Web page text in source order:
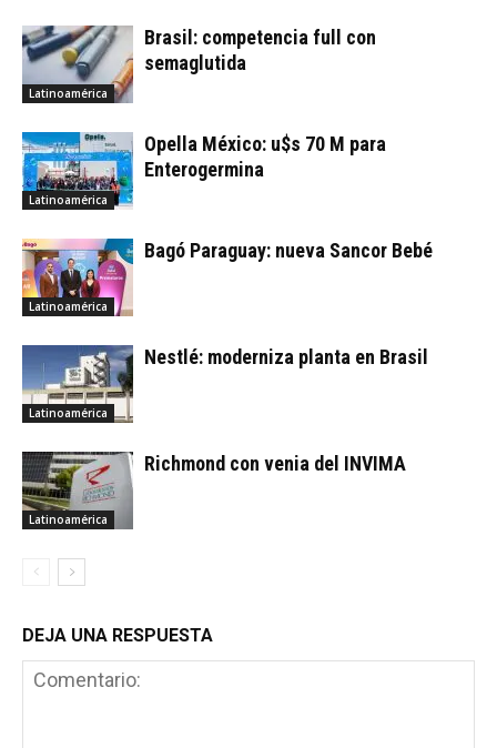
Latinoamérica
Brasil: competencia full con
semaglutida
Latinoamérica
Opella México: u$s 70 M para
Enterogermina
Latinoamérica
Bagó Paraguay: nueva Sancor Bebé
Latinoamérica
Nestlé: moderniza planta en Brasil
Latinoamérica
Richmond con venia del INVIMA
DEJA UNA RESPUESTA